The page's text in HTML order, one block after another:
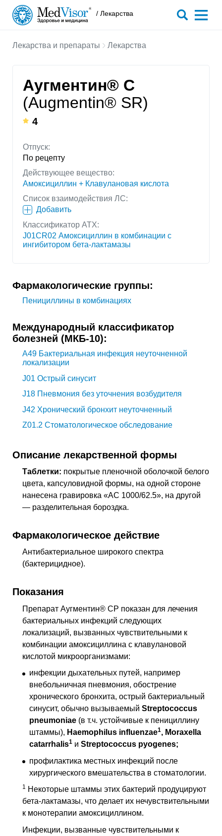
/ Лекарства
Лекарства и препараты Лекарства
Аугментин® С
(Augmentin® SR)
4
Отпуск:
По рецепту
Действующее вещество:
Амоксициллин + Клавулановая кислота
Список взаимодействия ЛС:
Добавить
Классификатор АТХ:
J01CR02 Амоксициллин в комбинации с
ингибитором бета-лактамазы
Фармакологические группы:
Пенициллины в комбинациях
Международный классификатор
болезней (МКБ-10):
A49 Бактериальная инфекция неуточненной
локализации
J01 Острый синусит
J18 Пневмония без уточнения возбудителя
J42 Хронический бронхит неуточненный
Z01.2 Стоматологическое обследование
Описание лекарственной формы
Таблетки: покрытые пленочной оболочкой белого
цвета, капсуловидной формы, на одной стороне
нанесена гравировка «АС 1000/62.5», на другой
— разделительная бороздка.
Фармакологическое действие
Антибактериальное широкого спектра
(бактерицидное).
Показания
Препарат Аугментин® СР показан для лечения
бактериальных инфекций следующих
локализаций, вызванных чувствительными к
комбинации амоксициллина с клавулановой
кислотой микроорганизмами:
инфекции дыхательных путей, например
внебольничная пневмония, обострение
хронического бронхита, острый бактериальный
синусит, обычно вызываемыйStreptococcus
pneumoniae (в т.ч. устойчивые к пенициллину
штаммы), Haemophilus influenzae1, Moraxella
catarrhalis1 иStreptococcus pyogenes;
профилактика местных инфекций после
хирургического вмешательства в стоматологии.
1 Некоторые штаммы этих бактерий продуцируют
бета-лактамазы, что делает их нечувствительными
к монотерапии амоксициллином.
Инфекции, вызванные чувствительными к